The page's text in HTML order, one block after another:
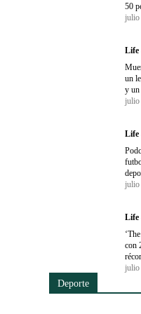
50
julio
Life
un
y un
julio
Life
julio
Life
con
julio
Deporte